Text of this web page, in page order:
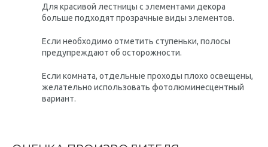
Для красивой лестницы с элементами декора
больше подходят прозрачные виды элементов.
Если необходимо отметить ступеньки, полосы
предупреждают об осторожности.
Если комната, отдельные проходы плохо освещены,
желательно использовать фотолюминесцентный
вариант.